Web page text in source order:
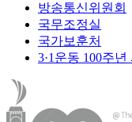
방송통신위원회
국무조정실
국가보훈처
3·1운동 100주